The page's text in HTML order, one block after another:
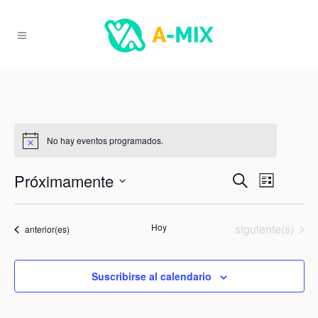
No hay eventos programados.
de
Buscar
de
de
Lista
Próximamente
Seleccionar
Eventos
anterior(es) Hoy Eventos
siguiente(s)
Suscribirse al calendario